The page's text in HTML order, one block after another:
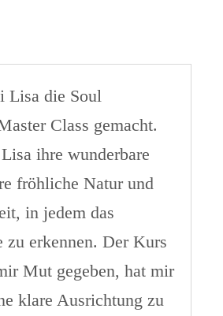
Lisa die Soul
Class gemacht.
ihre wunderbare
fröhliche Natur und
in jedem das
zu erkennen. Der Kurs
Mut gegeben, hat mir
klare Ausrichtung zu